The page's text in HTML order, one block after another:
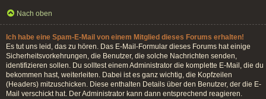
Nach oben
Ich habe eine Spam-E-Mail von einem Mitglied dieses Forums erhalten!
Es tut uns leid, das zu hören. Das E-Mail-Formular dieses Forums hat einige
Sicherheitsvorkehrungen, die Benutzer, die solche Nachrichten senden,
identifizieren sollen. Du solltest einem Administrator die komplette E-Mail, die du
bekommen hast, weiterleiten. Dabei ist es ganz wichtig, die Kopfzeilen
(Headers) mitzuschicken. Diese enthalten Details über den Benutzer, der die E-
Mail verschickt hat. Der Administrator kann dann entsprechend reagieren.